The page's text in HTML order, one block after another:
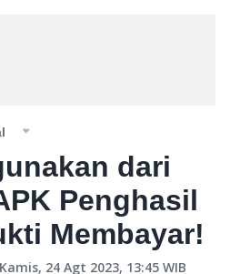
dari
Penghasil
Membayar!
Kamis, 24 Agt 2023, 13:45 WIB